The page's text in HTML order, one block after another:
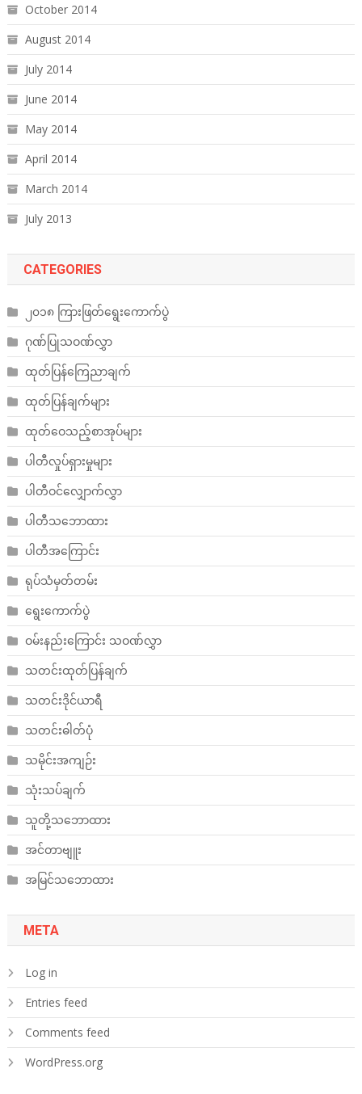
October 2014
August 2014
July 2014
June 2014
May 2014
April 2014
March 2014
July 2013
CATEGORIES
၂၀၁၈ ကြားဖြတ်ရွေးကောက်ပွဲ
ဂုဏ်ပြုသဝဏ်လွှာ
ထုတ်ပြန်ကြေညာချက်
ထုတ်ပြန်ချက်များ
ထုတ်ဝေသည့်စာအုပ်များ
ပါတီလှုပ်ရှားမှုများ
ပါတီဝင်လျှောက်လွှာ
ပါတီသဘောထား
ပါတီအကြောင်း
ရုပ်သံမှတ်တမ်း
ရွေးကောက်ပွဲ
ဝမ်းနည်းကြောင်း သဝဏ်လွှာ
သတင်းထုတ်ပြန်ချက်
သတင်းဒိုင်ယာရီ
သတင်းဓါတ်ပုံ
သမိုင်းအကျဉ်း
သုံးသပ်ချက်
သူတို့သဘောထား
အင်တာဗျူး
အမြင်သဘောထား
META
Log in
Entries feed
Comments feed
WordPress.org